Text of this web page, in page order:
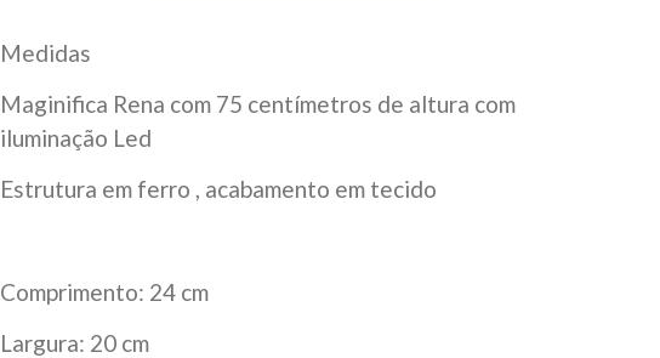
Medidas
Maginifica Rena com 75 centímetros de altura com
iluminação Led
Estrutura em ferro , acabamento em tecido
Comprimento: 24 cm
Largura: 20 cm